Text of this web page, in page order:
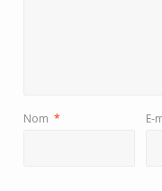
Nom * E-